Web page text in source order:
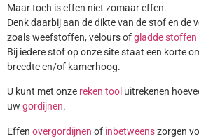
Maar toch is effen niet zomaar effen.
Denk daarbij aan de dikte van de stof en de
zoals weefstoffen, velours ofgladde stoffen
Bij iedere stof op onze site staat een korte
breedte en/of kamerhoog.
U kunt met onze reken tool uitrekenen
uw gordijnen.
Effen overgordijnen of inbetweenszorgen